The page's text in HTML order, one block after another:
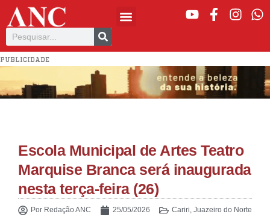
PUBLICIDADE
Escola Municipal de Artes Teatro
Marquise Branca será inaugurada
nesta terça-feira (26)
Por Redação ANC 25/05/2026 Cariri, Juazeiro do Norte